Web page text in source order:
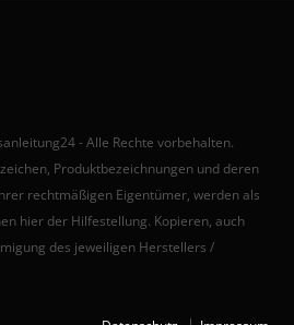
- Alle Rechte vorbehalten.
Produktbezeichnungen und deren
rechtmäßigen Eigentümer, werden als
hier der Hilfestellung. Kopieren, auch
des jeweiligen Herstellers /